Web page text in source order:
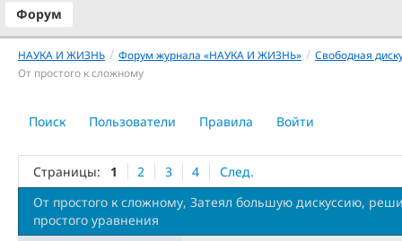
Форум
НАУКА И ЖИЗНЬ / Форум журнала «НАУКА И ЖИЗНЬ» / Свободная
От простого к сложному
Поиск Пользователи Правила Войти
Страницы: 1 2 3 4
След.
От простого к сложному, Затеял большую дискуссию,
простого уравнения